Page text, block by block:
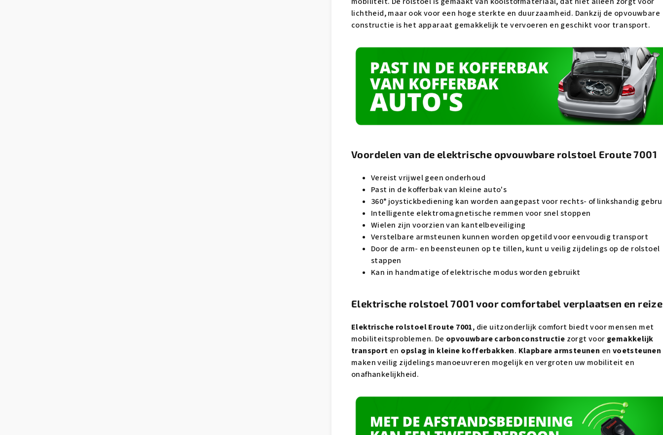
lichtheid, maar ook voor een hoge sterkte en duurzaamheid. Dankzij de opvouwbare
constructie is het apparaat gemakkelijk te vervoeren en geschikt voor transport.
Voordelen van de elektrische opvouwbare rolstoel Eroute 7001
Vereist vrijwel geen onderhoud
Past in de kofferbak van kleine auto's
360° joystickbediening kan worden aangepast voor rechts- of linkshandig
Intelligente elektromagnetische remmen voor snel stoppen
Wielen zijn voorzien van kantelbeveiliging
Verstelbare armsteunen kunnen worden opgetild voor eenvoudig transport
Door de arm- en beensteunen op te tillen, kunt u veilig zijdelings op de rolstoel
stappen
Kan in handmatige of elektrische modus worden gebruikt
Elektrische rolstoel 7001 voor comfortabel verplaatsen en
Elektrische rolstoel Eroute 7001, die uitzonderlijk comfort biedt voor mensen met
mobiliteitsproblemen. De opvouwbare carbonconstructie zorgt voor gemakkelijk
transport en opslag in kleine kofferbakken. Klapbare armsteunen en voetsteunen
maken veilig zijdelings manoeuvreren mogelijk en vergroten uw mobiliteit en
onafhankelijkheid.